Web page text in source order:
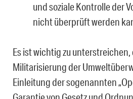
und soziale Kontrolle der
nicht überprüft werden
Es ist wichtig zu unterstreichen,
Militarisierung der
Einleitung der sogenannten